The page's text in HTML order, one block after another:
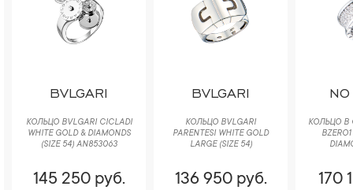
BVLGARI
КОЛЬЦО BVLGARI CICLADI
WHITE GOLD & DIAMONDS
(SIZE 54) AN853063
145 250 руб.
BVLGARI
КОЛЬЦО BVLGARI
PARENTESI WHITE GOLD
LARGE (SIZE 54)
136 950 руб.
КОЛЬЦО В
170